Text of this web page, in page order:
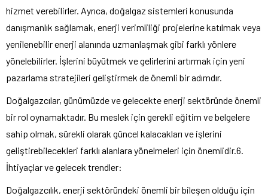
hizmet verebilirler. Ayrıca, doğalgaz sistemleri konusunda
danışmanlık sağlamak, enerji verimliliği projelerine katılmak veya
yenilenebilir enerji alanında uzmanlaşmak gibi farklı yönlere
yönelebilirler. İşlerini büyütmek ve gelirlerini artırmak için yeni
pazarlama stratejileri geliştirmek de önemli bir adımdır.
Doğalgazcılar, günümüzde ve gelecekte enerji sektöründe önemli
bir rol oynamaktadır. Bu meslek için gerekli eğitim ve belgelere
sahip olmak, sürekli olarak güncel kalacakları ve işlerini
geliştirebilecekleri farklı alanlara yönelmeleri için önemlidir.6.
İhtiyaçlar ve gelecek trendler:
Doğalgazcılık, enerji sektöründeki önemli bir bileşen olduğu için